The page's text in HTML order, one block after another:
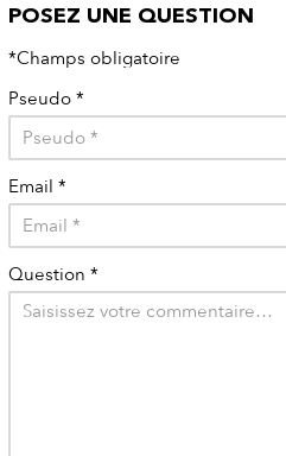
POSEZ UNE QUESTION
*Champs obligatoire
Pseudo *
Email *
Question *